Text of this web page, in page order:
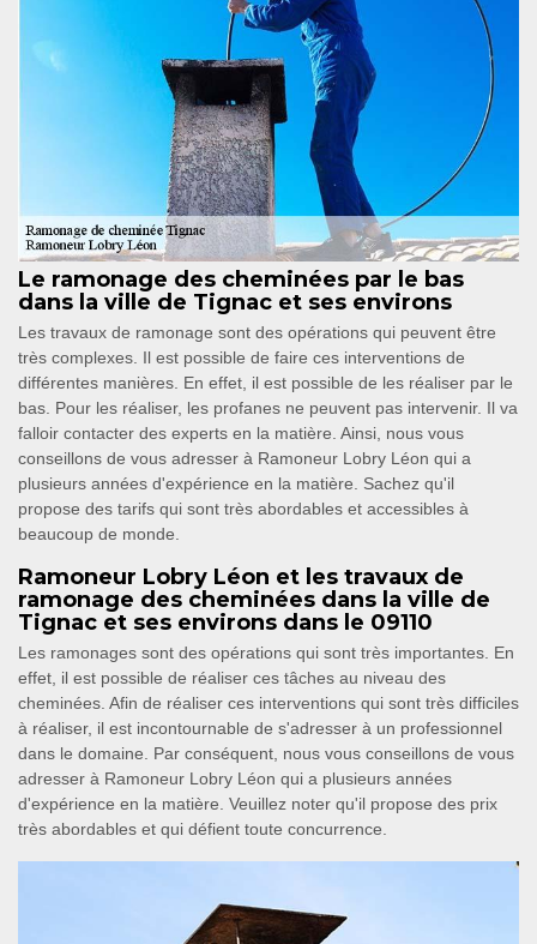
Le ramonage des cheminées par le bas
dans la ville de Tignac et ses environs
Les travaux de ramonage sont des opérations qui peuvent être
très complexes. Il est possible de faire ces interventions de
différentes manières. En effet, il est possible de les réaliser par le
bas. Pour les réaliser, les profanes ne peuvent pas intervenir. Il va
falloir contacter des experts en la matière. Ainsi, nous vous
conseillons de vous adresser à Ramoneur Lobry Léon qui a
plusieurs années d'expérience en la matière. Sachez qu'il
propose des tarifs qui sont très abordables et accessibles à
beaucoup de monde.
Ramoneur Lobry Léon et les travaux de
ramonage des cheminées dans la ville de
Tignac et ses environs dans le 09110
Les ramonages sont des opérations qui sont très importantes. En
effet, il est possible de réaliser ces tâches au niveau des
cheminées. Afin de réaliser ces interventions qui sont très difficiles
à réaliser, il est incontournable de s'adresser à un professionnel
dans le domaine. Par conséquent, nous vous conseillons de vous
adresser à Ramoneur Lobry Léon qui a plusieurs années
d'expérience en la matière. Veuillez noter qu'il propose des prix
très abordables et qui défient toute concurrence.